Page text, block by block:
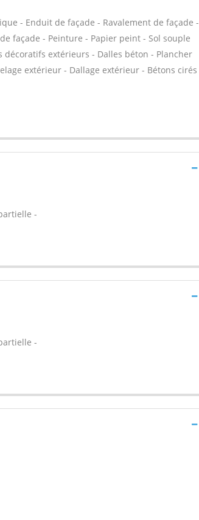
- Enduit de façade - Ravalement de façade -
façade - Peinture - Papier peint - Sol souple
décoratifs extérieurs - Dalles béton - Plancher
extérieur - Dallage extérieur - Bétons cirés
-
-